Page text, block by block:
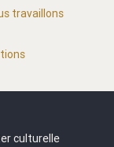
travaillons
culturelle